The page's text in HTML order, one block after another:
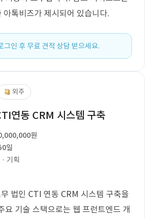
아톡비즈가 제시되어 있습니다.
그인 후 무료 견적 상담 받으세요.
외주
연동 CRM 시스템 구축
원
일
기획
법인 CTI 연동 CRM 시스템 구축을
요 기술 스택으로는 웹 프런트엔드 개